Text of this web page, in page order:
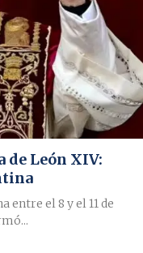
León XIV:
entre el 8 y el 11 de